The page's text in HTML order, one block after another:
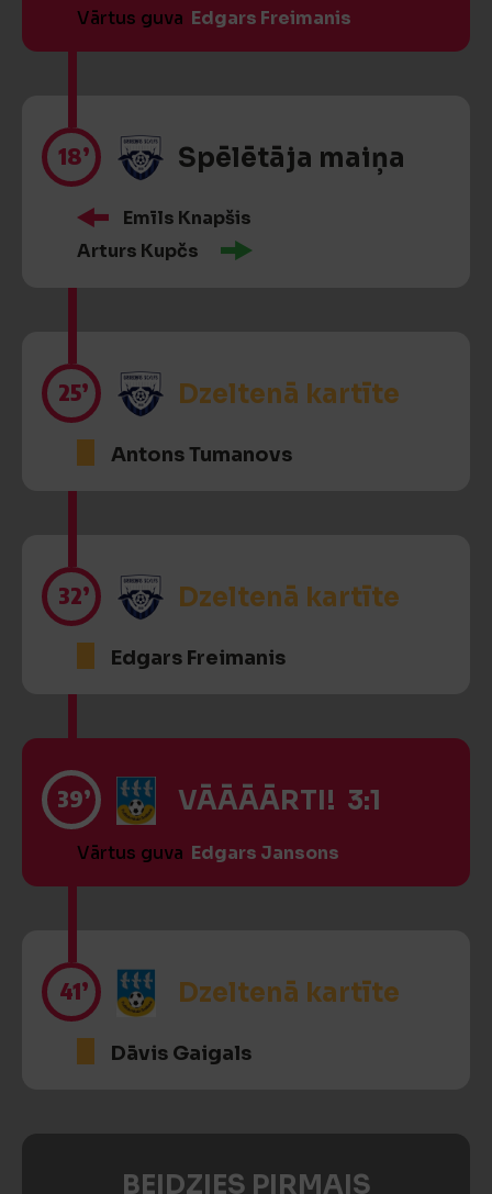
Vārtus guva Edgars Freimanis
18’ Spēlētāja maiņa
Emīls Knapšis
Arturs Kupčs
25’ Dzeltenā kartīte
Antons Tumanovs
32’ Dzeltenā kartīte
Edgars Freimanis
39’ VĀĀĀĀRTI! 3:1
Vārtus guva Edgars Jansons
41’ Dzeltenā kartīte
Dāvis Gaigals
BEIDZIES PIRMAIS